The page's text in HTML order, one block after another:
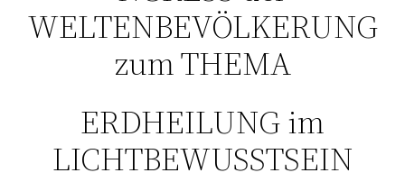
WELTENBEVÖLKERUNG
zum THEMA
ERDHEILUNG im
LICHTBEWUSSTSEIN